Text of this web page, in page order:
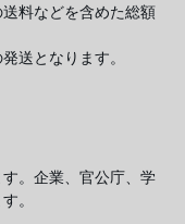
料などを含めた総額
送となります。
。企業、官公庁、学
。